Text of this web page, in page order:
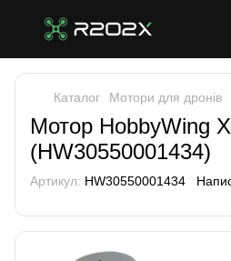
Каталог Мотори для дронів
Мотор HobbyWing
(HW30550001434)
Артикул: HW30550001434